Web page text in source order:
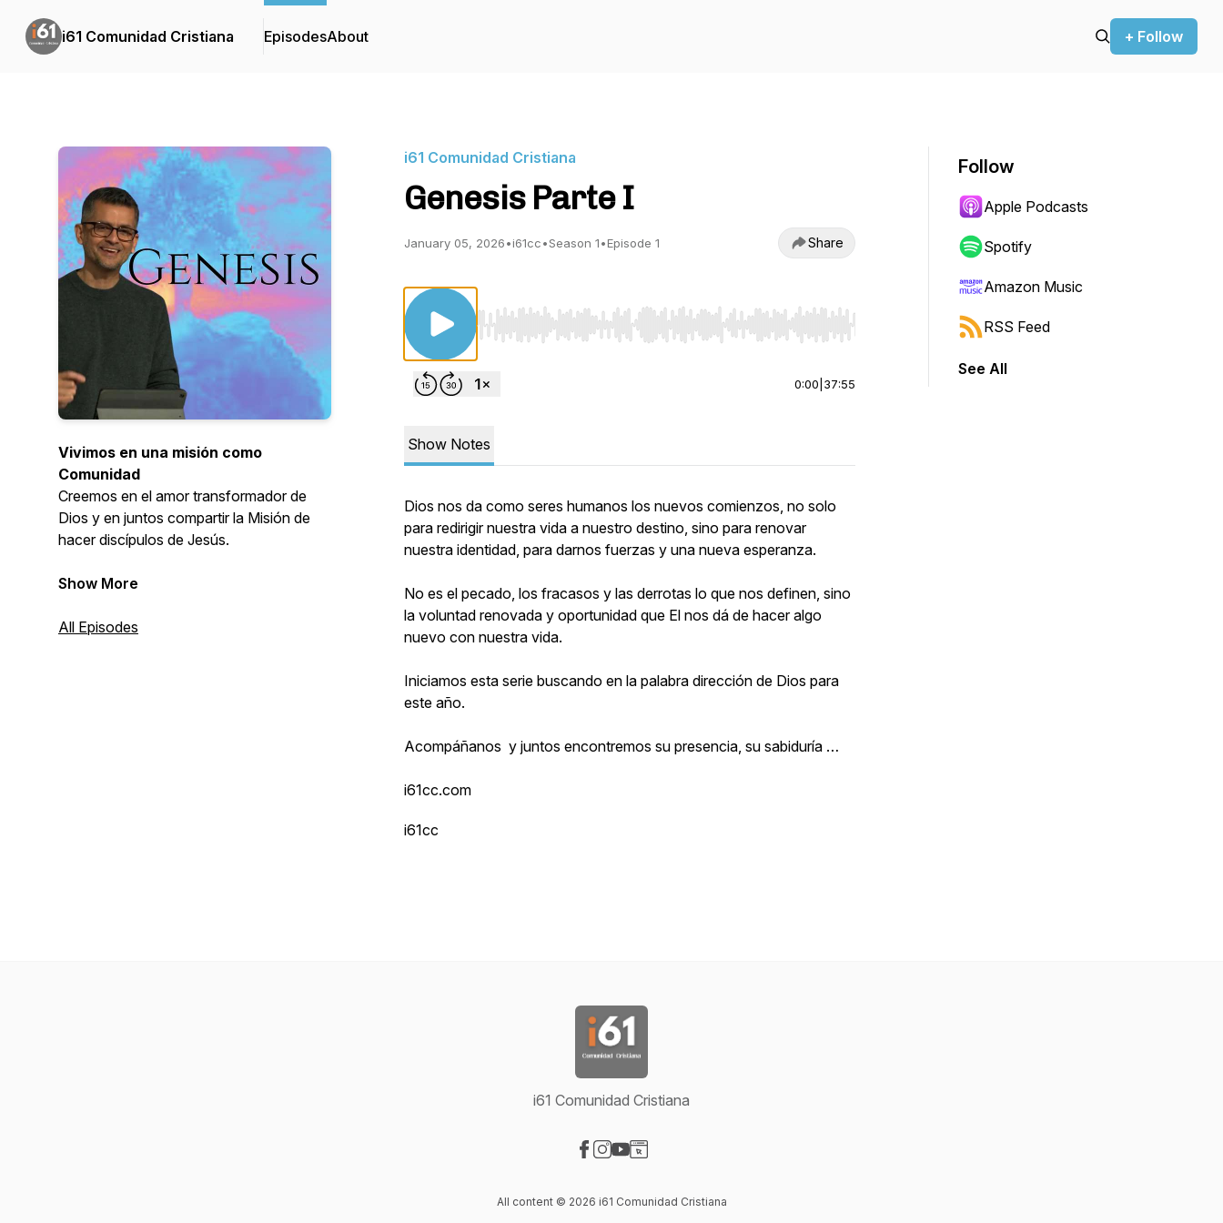
i61 Comunidad Cristiana EpisodesAbout + Follow
Vivimos en una misión como
Comunidad
Creemos en el amor transformador de
Dios y en juntos compartir la Misión de
hacer discípulos de Jesús.
La fe se vive en comunidad!
El Espíritu del Señor y Dios está sobre mí,
Show More
All Episodes
i61 Comunidad Cristiana
Genesis Parte I
January 05, 2026•i61cc•Season 1•Episode 1 Share
Use Left/Right to seek, Home/End to jump to start or end. Hold shift to jump forward or backward.
0:00 37:55
Show Notes
Dios nos da como seres humanos los nuevos comienzos, no solo
para redirigir nuestra vida a nuestro destino, sino para renovar
nuestra identidad, para darnos fuerzas y una nueva esperanza.
No es el pecado, los fracasos y las derrotas lo que nos definen, sino
la voluntad renovada y oportunidad que El nos dá de hacer algo
nuevo con nuestra vida.
Iniciamos esta serie buscando en la palabra dirección de Dios para
este año.
Acompáñanos y juntos encontremos su presencia, su sabiduría …
i61cc.com
i61cc
Follow
Apple Podcasts
Spotify
Amazon Music
RSS Feed
See All
i61 Comunidad Cristiana
All content © 2026 i61 Comunidad Cristiana